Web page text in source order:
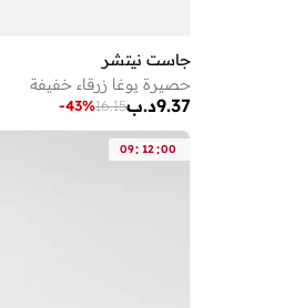
جاست نيتشر
حصيرة يوغا زرقاء خفيفة
د.ب9.37
16.15
-43%
09: 12 :00